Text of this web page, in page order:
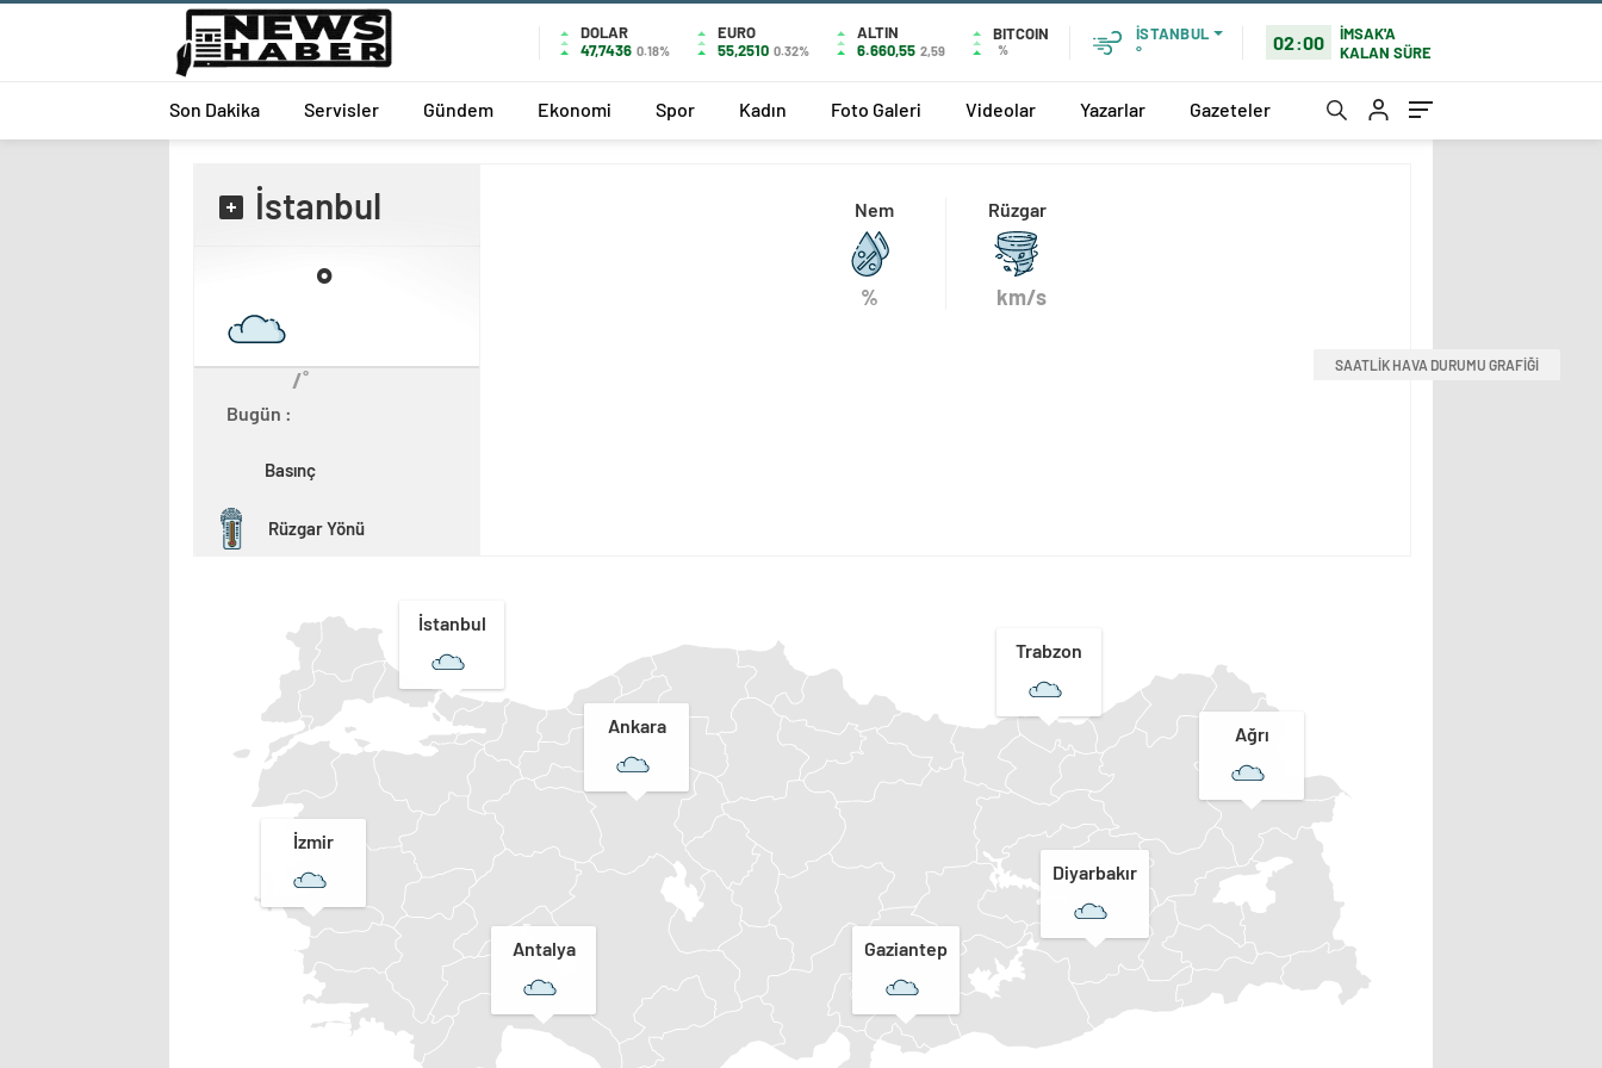
DOLAR
47,7436 0.18%
EURO
55,2510 0.32%
ALTIN
6.660,55 2,59
BITCOIN
%
İSTANBUL
°
02:00
İMSAK'A
KALAN SÜRE
Son Dakika Servisler Gündem Ekonomi Spor Kadın Foto Galeri Videolar Yazarlar Gazeteler
İstanbul
˚
/˚
Bugün :
Basınç
Rüzgar Yönü
Nem
%
Rüzgar
km/s
SAATLİK HAVA DURUMU GRAFİĞİ
İstanbul
İzmir
Ankara
Antalya
Trabzon
Ağrı
Diyarbakır
Gaziantep